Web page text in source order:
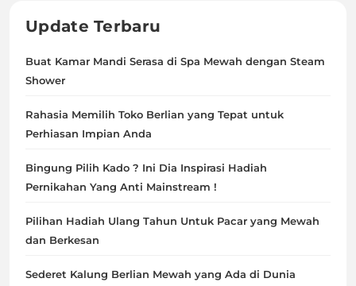
Update Terbaru
Buat Kamar Mandi Serasa di Spa Mewah dengan Steam
Shower
Rahasia Memilih Toko Berlian yang Tepat untuk
Perhiasan Impian Anda
Bingung Pilih Kado ? Ini Dia Inspirasi Hadiah
Pernikahan Yang Anti Mainstream !
Pilihan Hadiah Ulang Tahun Untuk Pacar yang Mewah
dan Berkesan
Sederet Kalung Berlian Mewah yang Ada di Dunia